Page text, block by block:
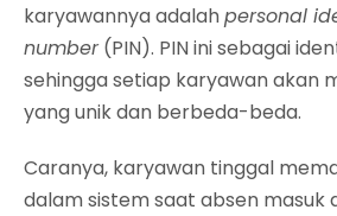
karyawannya adalahpersonal
number(PIN). PIN ini sebagai
sehingga setiap karyawan akan
yang unik dan berbeda-beda.
Caranya, karyawan tinggal
dalam sistem saat absen masuk